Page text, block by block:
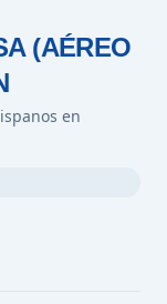
(AÉREO
en